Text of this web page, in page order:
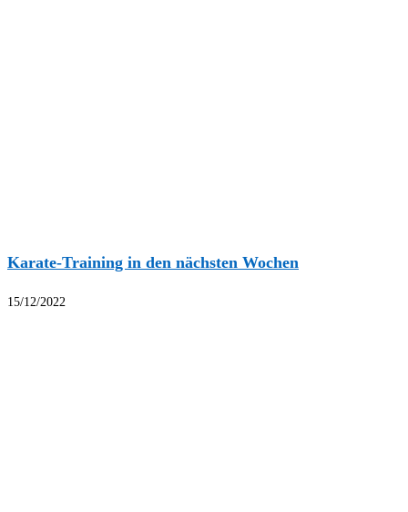
Karate-Training in den nächsten Wochen
15/12/2022